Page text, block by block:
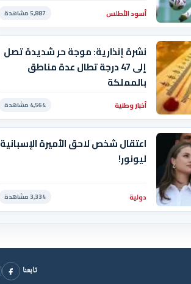
أسود الأطلس 5,887 مشاهدة
نشرة إنذارية: موجة حر شديدة تصل
إلى 47 درجة تطال عدة مناطق
بالمملكة
أخبار وطنية 4,564 مشاهدة
اعتقال شخص لاحق الأميرة الإسبانية
ليونور!
دولية 3,334 مشاهدة
تابعنا